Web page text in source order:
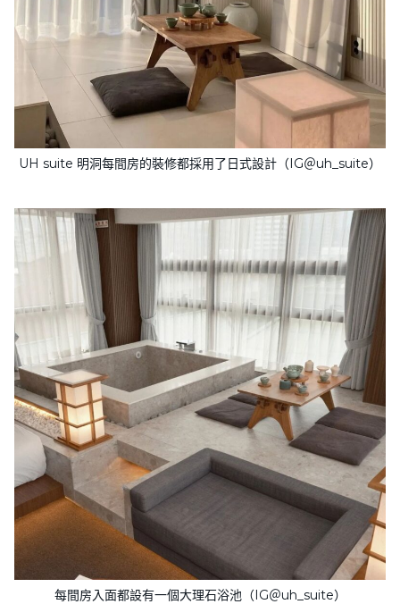
UH suite 明洞每間房的裝修都採用了日式設計（IG＠uh_suite）
每間房入面都設有一個大理石浴池（IG＠uh_suite）